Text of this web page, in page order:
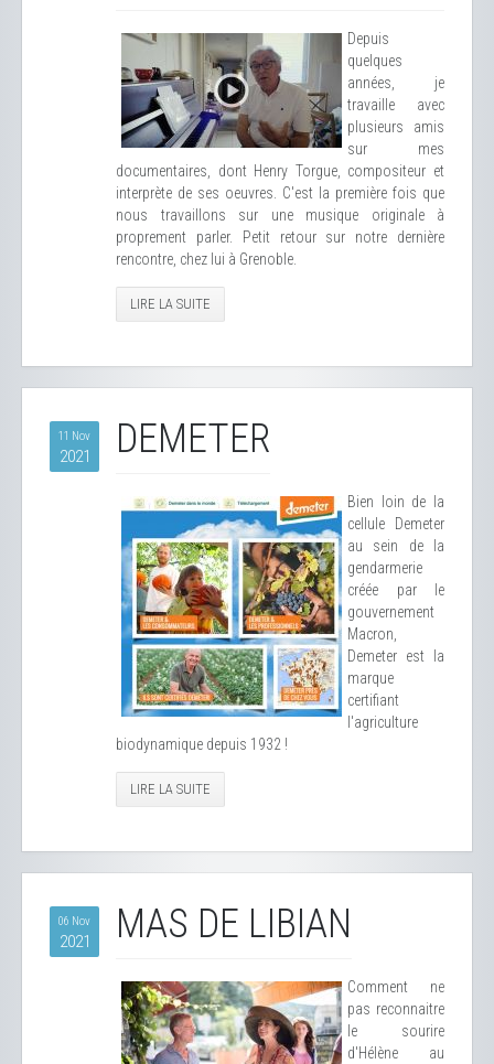
Depuis
quelques
années, je
travaille avec
plusieurs amis
sur mes
documentaires, dont Henry Torgue, compositeur et
interprète de ses oeuvres. C'est la première fois que
nous travaillons sur une musique originale à
proprement parler. Petit retour sur notre dernière
rencontre, chez lui à Grenoble.
LIRE LA SUITE
11 Nov
2021 DEMETER
Bien loin de la
cellule Demeter
au sein de la
gendarmerie
créée par le
gouvernement
Macron,
Demeter est la
marque
certifiant
l'agriculture
biodynamique depuis 1932 !
LIRE LA SUITE
06 Nov
2021 MAS DE LIBIAN
Comment ne
pas reconnaitre
le sourire
d'Hélène au